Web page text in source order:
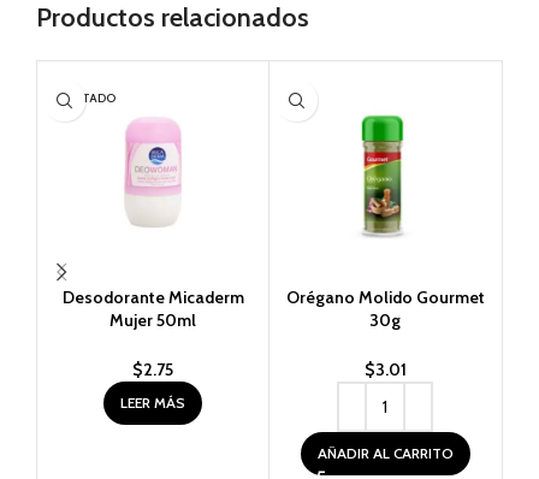
Productos relacionados
AGOTADO
Desodorante Micaderm
Mujer 50ml
$2.75
LEER MÁS
Orégano Molido Gourmet
30g
$3.01
AÑADIR AL CARRITO